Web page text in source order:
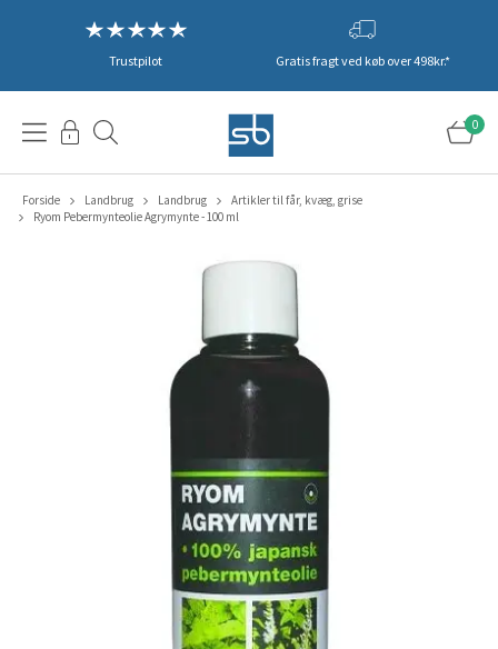
Trustpilot Gratis fragt ved køb over 498kr.*
0
Forside Landbrug Landbrug
Artikler til får, kvæg, grise
Ryom Pebermynteolie Agrymynte - 100 ml